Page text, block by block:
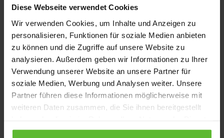
Diese Webseite verwendet Cookies
Wir verwenden Cookies, um Inhalte und Anzeigen zu
personalisieren, Funktionen für soziale Medien anbieten
zu können und die Zugriffe auf unsere Website zu
analysieren. Außerdem geben wir Informationen zu Ihrer
Verwendung unserer Website an unsere Partner für
soziale Medien, Werbung und Analysen weiter. Unsere
Partner führen diese Informationen möglicherweise mit
weiteren Daten zusammen, die Sie ihnen bereitgestellt
gesammelt haben.
Application error: a client-side exception has occurred
loading www.kurzwego.de (see the browser console for more
information).